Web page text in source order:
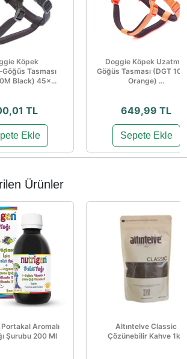
Köpek
Tasması
Black) 45×...
TL
Ekle
Doggie Köpek Uzatma-
Göğüs Tasması (DGT
Orange) ...
649,99 TL
Sepete Ekle
Ürünler
Aromalı
Şurubu 200 Ml
Altıntelve Classic
Çözünebilir Kahve 1kg